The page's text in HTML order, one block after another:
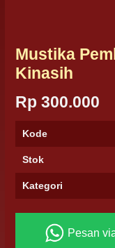
Mustika
Kinasih
Rp 300.000
Kode
Stok
Kategori
Pesan